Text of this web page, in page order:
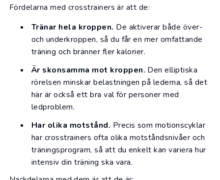
Fördelarna med crosstrainers är att de:
Tränar hela kroppen. De aktiverar både över-
och underkroppen, så du får en mer omfattande
träning och bränner fler kalorier.
Är skonsamma mot kroppen. Den elliptiska
rörelsen minskar belastningen på lederna, så det
här är också ett bra val för personer med
ledproblem.
Har olika motstånd. Precis som motionscyklar
har crosstrainers ofta olika motståndsnivåer och
träningsprogram, så att du enkelt kan variera hur
intensiv din träning ska vara.